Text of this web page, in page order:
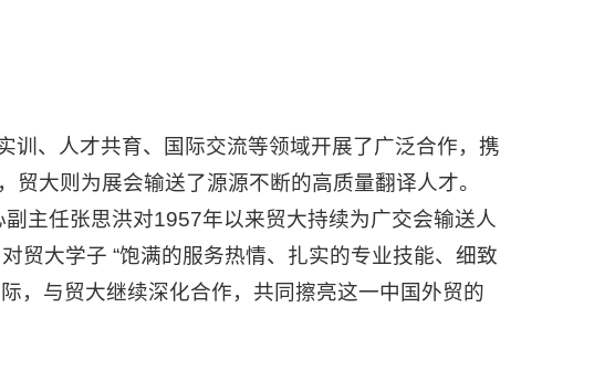
训、人才共育、国际交流等领域开展了广泛合作，携
大则为展会输送了源源不断的高质量翻译人才。
主任张思洪对1957年以来贸大持续为广交会输送人
贸大学子 “饱满的服务热情、扎实的专业技能、细致
，与贸大继续深化合作，共同擦亮这一中国外贸的